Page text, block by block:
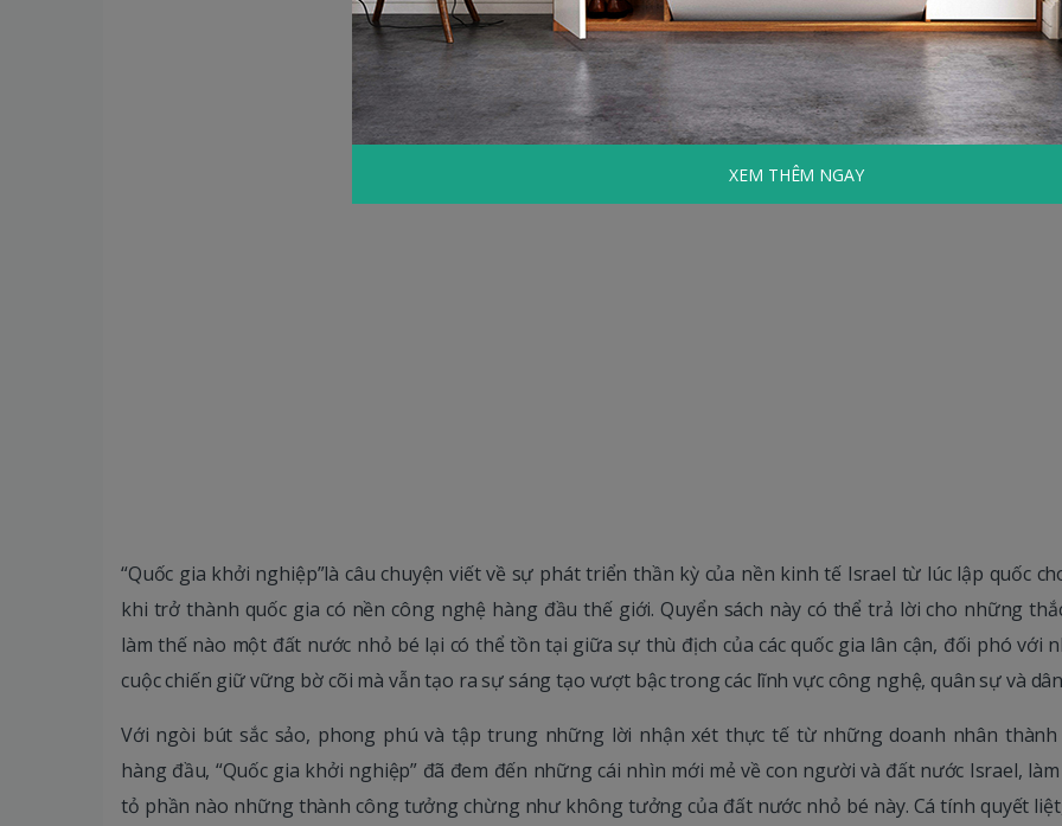
“Quốc gia khởi nghiệp”là câu chuyện viết về sự phát triển thần kỳ của nền kinh tế Israel từ lúc lập quốc
khi trở thành quốc gia có nền công nghệ hàng đầu thế giới. Quyển sách này có thể trả lời cho những
làm thế nào một đất nước nhỏ bé lại có thể tồn tại giữa sự thù địch của các quốc gia lân cận, đối phó với
cuộc chiến giữ vững bờ cõi mà vẫn tạo ra sự sáng tạo vượt bậc trong các lĩnh vực công nghệ, quân sự và
Với ngòi bút sắc sảo, phong phú và tập trung những lời nhận xét thực tế từ những doanh nhân thành
hàng đầu, “Quốc gia khởi nghiệp” đã đem đến những cái nhìn mới mẻ về con người và đất nước Israel,
tỏ phần nào những thành công tưởng chừng như không tưởng của đất nước nhỏ bé này. Cá tính quyết
XEM THÊM NGAY